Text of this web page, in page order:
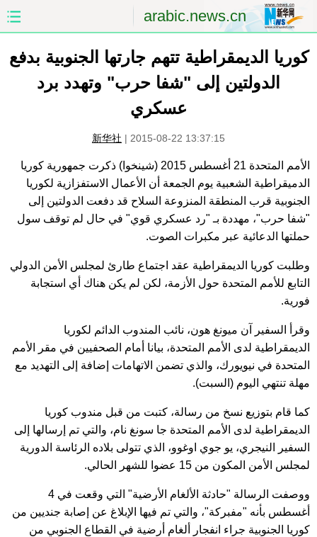
arabic.news.cn
الصين الصفحة الأولى
الشرق الأوسط العالم
العلوم والصحة الثقافة والتعليم
الرياضة السياحة والبيئة
الصور
كوريا الديمقراطية تتهم جارتها الجنوبية بدفع
الدولتين إلى "شفا حرب" وتهدد برد
عسكري
新华社 | 2015-08-22 13:37:15
الأمم المتحدة 21 أغسطس 2015 (شينخوا) ذكرت جمهورية كوريا
الدميقراطية الشعبية يوم الجمعة أن الأعمال الاستفزازية لكوريا
الجنوبية قرب المنطقة المنزوعة السلاح قد دفعت الدولتين إلى
"شفا حرب"، مهددة بـ "رد عسكري قوي" في حال لم توقف سول
حملتها الدعائية عبر مكبرات الصوت.
وطلبت كوريا الديمقراطية عقد اجتماع طارئ لمجلس الأمن الدولي
التابع للأمم المتحدة حول الأزمة، لكن لم يكن هناك أي استجابة
فورية.
وقرأ السفير آن ميونغ هون، نائب المندوب الدائم لكوريا
الديمقراطية لدى الأمم المتحدة، بيانا أمام الصحفيين في مقر الأمم
المتحدة في نيويورك، والذي تضمن الاتهامات إضافة إلى التهديد مع
مهلة تنتهي اليوم (السبت).
كما قام بتوزيع نسخ من رسالة، كتبت من قبل مندوب كوريا
الديمقراطية لدى الأمم المتحدة جا سونغ نام، والتي تم إرسالها إلى
السفير النيجري، يو جوي اوغوو، الذي تتولى بلاده الرئاسة الدورية
لمجلس الأمن المكون من 15 عضوا للشهر الحالي.
ووصفت الرسالة "حادثة الألغام الأرضية" التي وقعت في 4
أغسطس بأنه "مفبركة"، والتي تم فيها الإبلاغ عن إصابة جنديين من
كوريا الجنوبية جراء انفجار ألغام أرضية في القطاع الجنوبي من